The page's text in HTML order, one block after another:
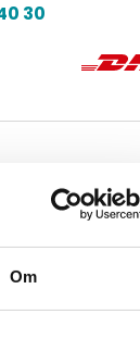
Om
30
6.pdf